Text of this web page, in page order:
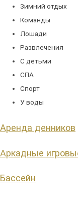
Зимний отдых
Команды
Лошади
Развлечения
С детьми
СПА
Спорт
У воды
Аренда денников
Аркадные
Бассейн